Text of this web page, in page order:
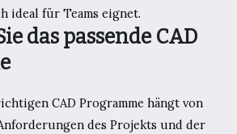
ideal für Teams eignet.
das passende CAD
CAD Programme hängt von
des Projekts und der